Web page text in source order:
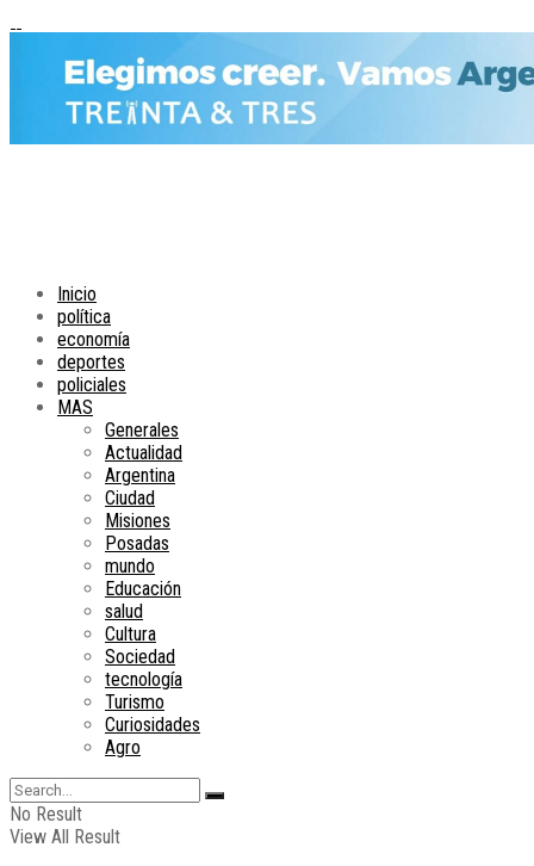
Inicio
política
economía
deportes
policiales
MAS
Generales
Actualidad
Argentina
Ciudad
Misiones
Posadas
mundo
Educación
salud
Cultura
Sociedad
tecnología
Turismo
Curiosidades
Agro
No Result
View All Result